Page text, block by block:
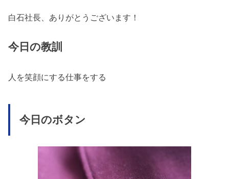
白石社長、ありがとうございます！
今日の教訓
人を笑顔にする仕事をする
今日のボタン